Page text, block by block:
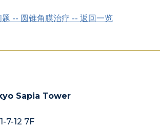
题 -- 圆锥角膜治疗 -- 返回一览
Sapia Tower
7-12 7F